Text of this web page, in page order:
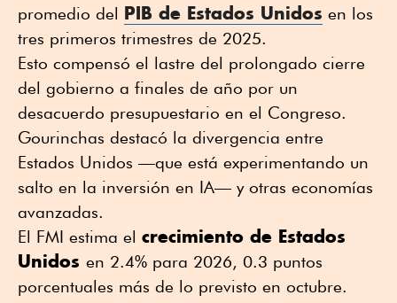
promedio del PIB de Estados Unidos en los
tres primeros trimestres de 2025.
Esto compensó el lastre del prolongado cierre
del gobierno a finales de año por un
desacuerdo presupuestario en el Congreso.
Gourinchas destacó la divergencia entre
Estados Unidos —que está experimentando un
salto en la inversión en IA— y otras economías
avanzadas.
El FMI estima el crecimiento de Estados
Unidos en 2.4% para 2026, 0.3 puntos
porcentuales más de lo previsto en octubre.